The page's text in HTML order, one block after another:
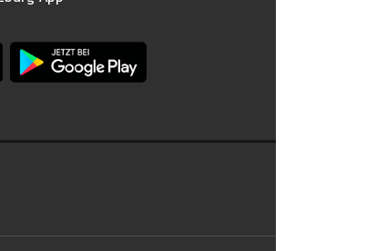
im Apple App Store
App Land Salzburg im Google Play Store